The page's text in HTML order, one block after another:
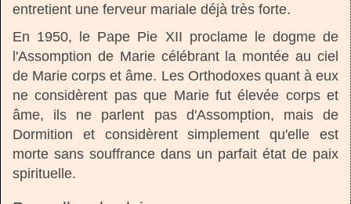
entretient une ferveur mariale déjà très forte.
En 1950, le Pape Pie XII proclame le dogme de
l'Assomption de Marie célébrant la montée au ciel
de Marie corps et âme. Les Orthodoxes quant à eux
ne considèrent pas que Marie fut élevée corps et
âme, ils ne parlent pas d'Assomption, mais de
Dormition et considèrent simplement qu'elle est
morte sans souffrance dans un parfait état de paix
spirituelle.